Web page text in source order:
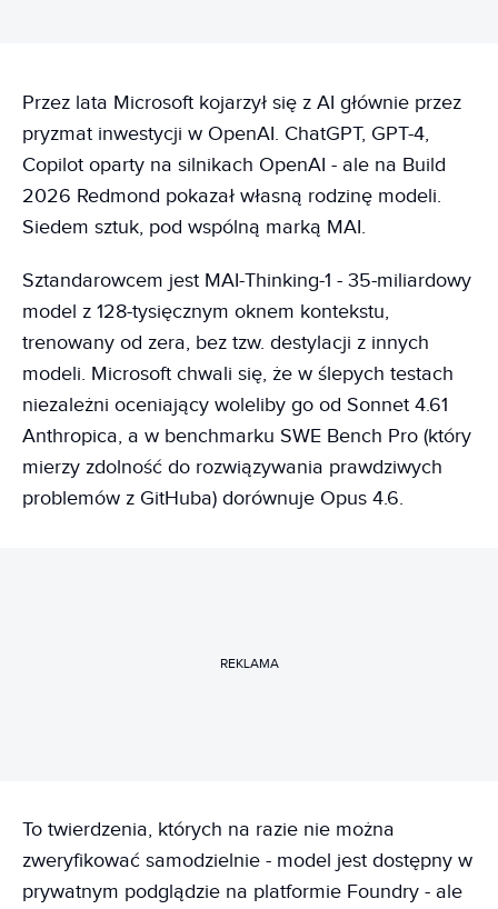
Przez lata Microsoft kojarzył się z AI głównie przez
pryzmat inwestycji w OpenAI. ChatGPT, GPT-4,
Copilot oparty na silnikach OpenAI - ale na Build
2026 Redmond pokazał własną rodzinę modeli.
Siedem sztuk, pod wspólną marką MAI.
Sztandarowcem jest MAI-Thinking-1 - 35-miliardowy
model z 128-tysięcznym oknem kontekstu,
trenowany od zera, bez tzw. destylacji z innych
modeli. Microsoft chwali się, że w ślepych testach
niezależni oceniający woleliby go od Sonnet 4.61
Anthropica, a w benchmarku SWE Bench Pro (który
mierzy zdolność do rozwiązywania prawdziwych
problemów z GitHuba) dorównuje Opus 4.6.
REKLAMA
To twierdzenia, których na razie nie można
zweryfikować samodzielnie - model jest dostępny w
prywatnym podglądzie na platformie Foundry - ale